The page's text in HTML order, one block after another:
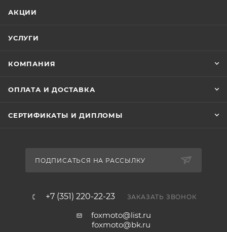
АКЦИИ
УСЛУГИ
КОМПАНИЯ
ОПЛАТА И ДОСТАВКА
СЕРТИФИКАТЫ И ДИПЛОМЫ
ПОДПИСАТЬСЯ НА РАССЫЛКУ
+7 (351) 220-22-23 ЗАКАЗАТЬ ЗВОНОК
foxmoto@list.ru
foxmoto@bk.ru